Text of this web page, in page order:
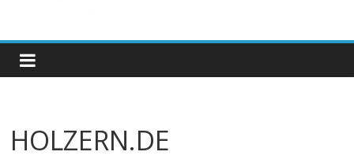
Bayrische
Holzwaren
Fabrikation
HOLZERN.DE